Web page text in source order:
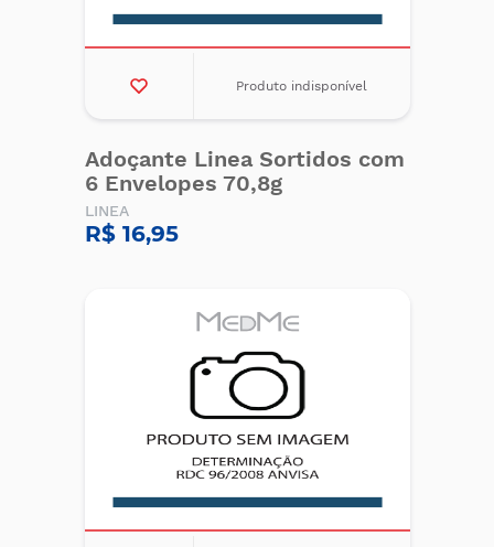
Produto indisponível
Adoçante Linea Sortidos com
6 Envelopes 70,8g
LINEA
R$ 16,95